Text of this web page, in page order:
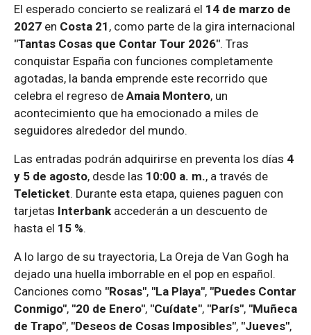
El esperado concierto se realizará el 14 de marzo de
2027 en Costa 21 , como parte de la gira internacional
"Tantas Cosas que Contar Tour 2026". Tras
conquistar España con funciones completamente
agotadas, la banda emprende este recorrido que
celebra el regreso de Amaia Montero, un
acontecimiento que ha emocionado a miles de
seguidores alrededor del mundo.
Las entradas podrán adquirirse en preventa los días 4
y 5 de agosto, desde las 10:00 a. m., a través de
Teleticket. Durante esta etapa, quienes paguen con
tarjetas Interbank accederán a un descuento de
hasta el 15 %.
A lo largo de su trayectoria, La Oreja de Van Gogh ha
dejado una huella imborrable en el pop en español.
Canciones como "Rosas", "La Playa", "Puedes Contar
Conmigo", "20 de Enero", "Cuídate", "París", "Muñeca
de Trapo", "Deseos de Cosas Imposibles", "Jueves",